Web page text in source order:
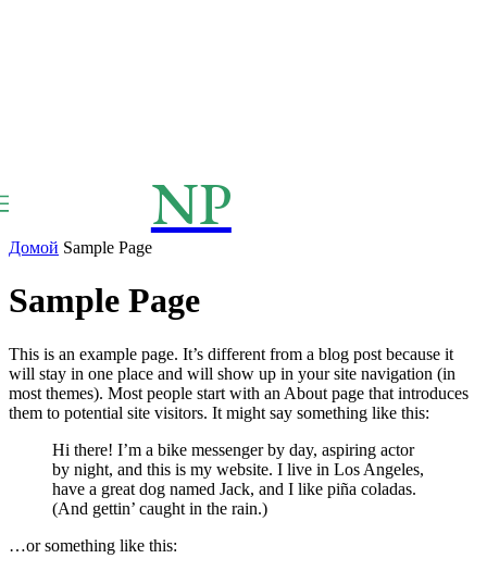
NP
Домой Sample Page
Sample Page
This is an example page. It’s different from a blog post because it
will stay in one place and will show up in your site navigation (in
most themes). Most people start with an About page that introduces
them to potential site visitors. It might say something like this:
Hi there! I’m a bike messenger by day, aspiring actor
by night, and this is my website. I live in Los Angeles,
have a great dog named Jack, and I like piña coladas.
(And gettin’ caught in the rain.)
…or something like this: